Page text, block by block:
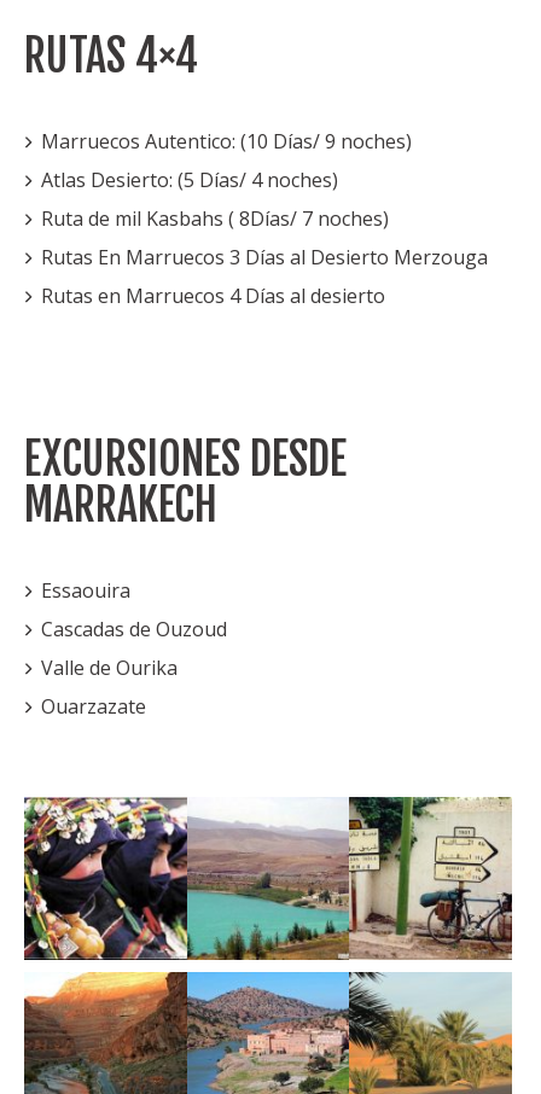
RUTAS 4×4
Marruecos Autentico: (10 Días/ 9 noches)
Atlas Desierto: (5 Días/ 4 noches)
Ruta de mil Kasbahs ( 8Días/ 7 noches)
Rutas En Marruecos 3 Días al Desierto Merzouga
Rutas en Marruecos 4 Días al desierto
EXCURSIONES DESDE
MARRAKECH
Essaouira
Cascadas de Ouzoud
Valle de Ourika
Ouarzazate